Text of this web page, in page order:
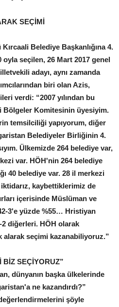
SEÇİMİ
Belediye Başkanlığına 4.
oyla seçilen, 26 Mart 2017 genel
adayı, aynı zamanda
biri olan Azis,
verdi: “2007 yılından bu
Bölgeler Komitesinin üyesiyim.
temsilciliği yapıyorum, diğer
Belediyeler Birliğinin 4.
Ülkemizde 264 belediye var,
var. HÖH'nin 264 belediye
40 belediye var. 28 il merkezi
kaybettiklerimiz de
içerisinde Müslüman ve
3'e yüzde %55… Hristiyan
diğerleri. HÖH olarak
alarak seçimi kazanabiliyoruz.”
BİZ SEÇİYORUZ”
dünyanın başka ülkelerinde
ne kazandırdı?”
şöyle